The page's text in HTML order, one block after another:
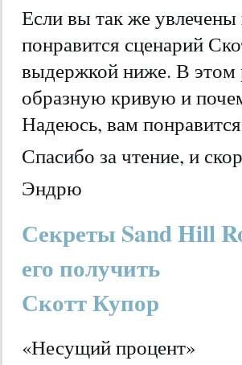
Если вы так же
понравится сценарий
выдержкой ниже. В этом
образную кривую и
Надеюсь, вам
Спасибо за чтение, и
Эндрю
Секреты Sand Hill
его получить
Скотт Купор
«Несущий процент»